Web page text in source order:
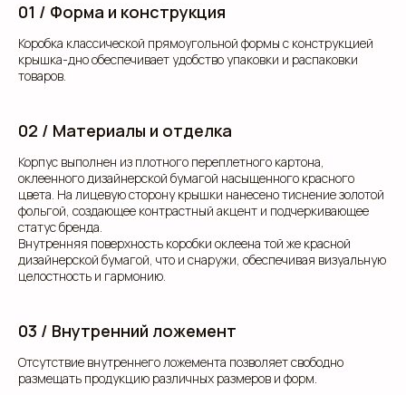
01 / Форма и конструкция
Коробка классической прямоугольной формы с конструкцией
крышка-дно обеспечивает удобство упаковки и распаковки
товаров.
02 / Материалы и отделка
Корпус выполнен из плотного переплетного картона,
оклеенного дизайнерской бумагой насыщенного красного
цвета. На лицевую сторону крышки нанесено тиснение золотой
фольгой, создающее контрастный акцент и подчеркивающее
статус бренда.
Внутренняя поверхность коробки оклеена той же красной
дизайнерской бумагой, что и снаружи, обеспечивая визуальную
целостность и гармонию.
03 / Внутренний ложемент
Отсутствие внутреннего ложемента позволяет свободно
размещать продукцию различных размеров и форм.